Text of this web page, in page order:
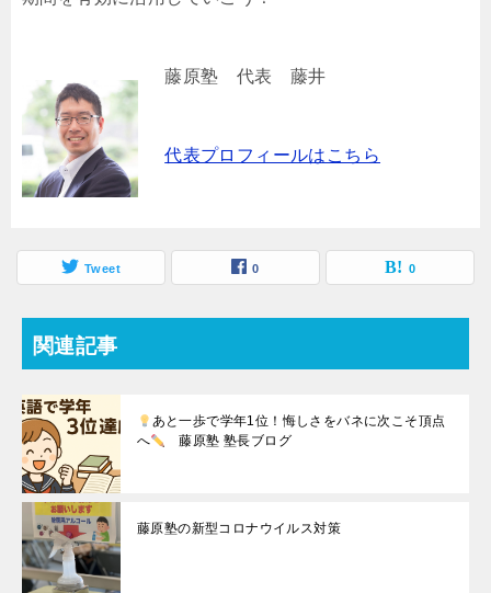
藤原塾 代表 藤井
代表プロフィールはこちら
Tweet 0 0
関連記事
あと一歩で学年1位！悔しさをバネに次こそ頂点
へ
藤原塾 塾長ブログ
藤原塾の新型コロナウイルス対策